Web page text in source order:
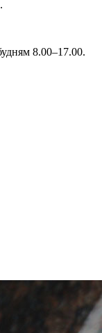
8.00–17.00.